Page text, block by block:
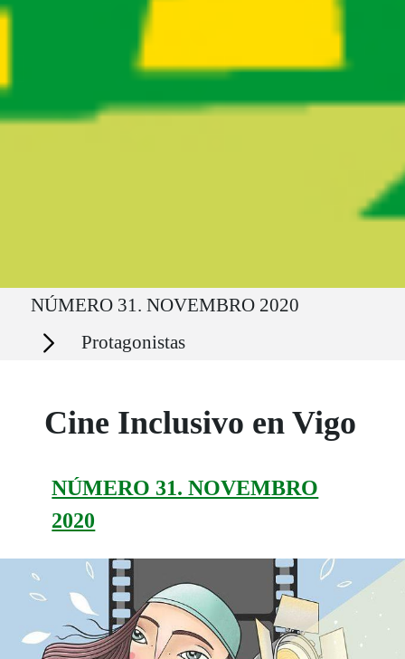
Ruta del sitio
NÚMERO 31. NOVEMBRO 2020
Secciones Protagonistas
Cine Inclusivo en Vigo
NÚMERO 31. NOVEMBRO
2020